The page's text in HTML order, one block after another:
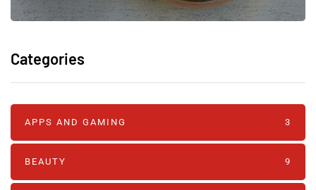
Categories
APPS AND GAMING 3
BEAUTY 9